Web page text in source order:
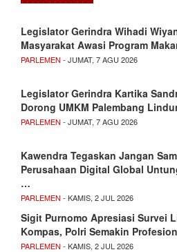
Legislator Gerindra Wihadi
Masyarakat Awasi Program
PARLEMEN - JUMAT, 7 AGU 2026
Legislator Gerindra Kartika
Dorong UMKM Palembang
PARLEMEN - JUMAT, 7 AGU 2026
Kawendra Tegaskan Jangan
Perusahaan Digital Global
…
PARLEMEN - KAMIS, 2 JUL 2026
Sigit Purnomo Apresiasi Survei
Kompas, Polri Semakin
PARLEMEN - KAMIS, 2 JUL 2026